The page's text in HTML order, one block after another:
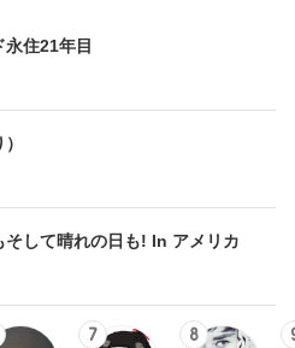
住21年目
そして晴れの日も! In アメリカ
7 8